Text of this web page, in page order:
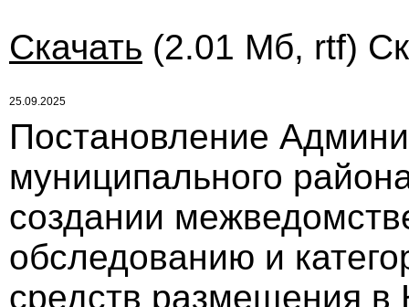
Скачать (2.01 Мб, rtf)
25.09.2025
Постановление
муниципального
создании
обследованию и
средств размещения